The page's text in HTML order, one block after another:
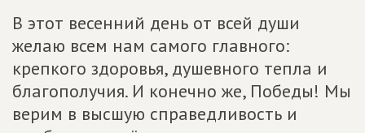
В этот весенний день от всей души
желаю всем нам самого главного:
крепкого здоровья, душевного тепла и
благополучия. И конечно же, Победы! Мы
верим в высшую справедливость и